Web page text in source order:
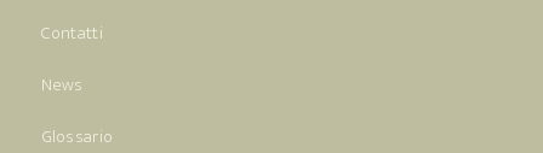
Contatti
News
Glossario